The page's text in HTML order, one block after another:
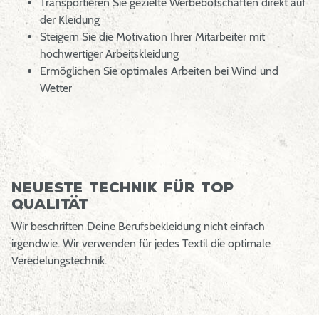
der Kleidung
Steigern Sie die Motivation Ihrer Mitarbeiter mit
hochwertiger Arbeitskleidung
Ermöglichen Sie optimales Arbeiten bei Wind und
Wetter
Neueste Technik für Top
Qualität
Wir beschriften Deine Berufsbekleidung nicht einfach
irgendwie. Wir verwenden für jedes Textil die optimale
Veredelungstechnik.